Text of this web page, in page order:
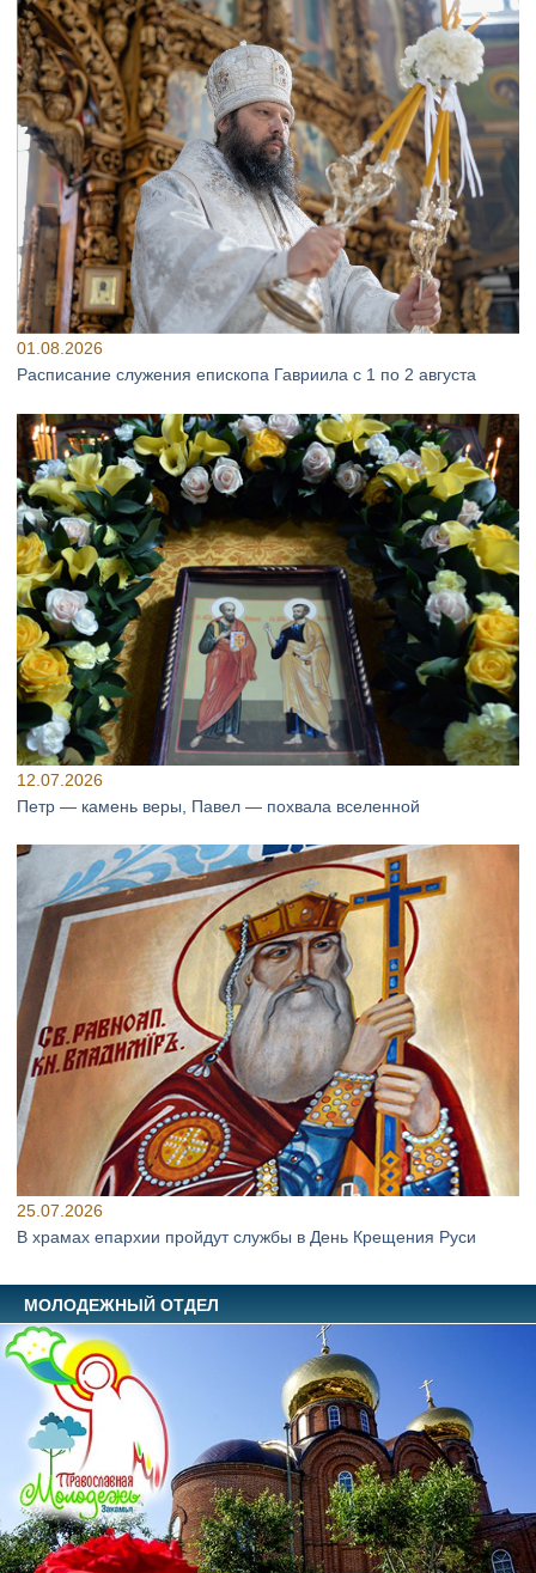
01.08.2026
Расписание служения епископа Гавриила с 1 по 2 августа
12.07.2026
Петр — камень веры, Павел — похвала вселенной
25.07.2026
В храмах епархии пройдут службы в День Крещения Руси
МОЛОДЕЖНЫЙ ОТДЕЛ